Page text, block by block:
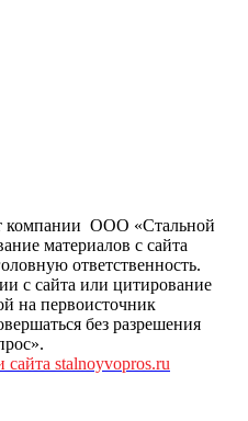
компании ООО «Стальной
материалов с сайта
ответственность.
с сайта или цитирование
на первоисточник
без разрешения
stalnoyvopros.ru